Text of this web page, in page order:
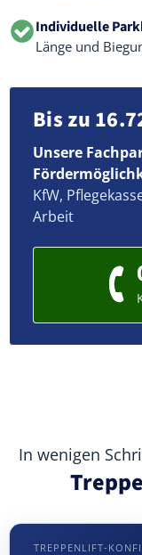
Individuelle
Länge und
Bis zu
Unsere
KfW,
Arbeit
In wenigen
TREPPENLIFT-